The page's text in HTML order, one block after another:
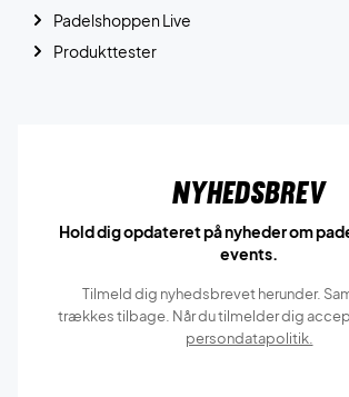
Padelshoppen Live
Produkttester
Nyhedsbrev
Hold dig opdateret på nyheder om
events.
Tilmeld dig nyhedsbrevet herunder.
trækkes tilbage. Når du tilmelder dig
persondatapolitik.